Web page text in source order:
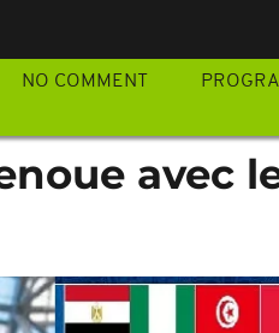
NO COMMENT
avec